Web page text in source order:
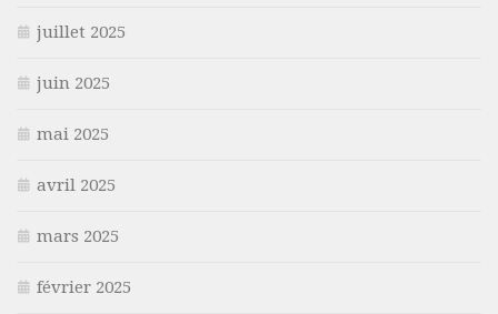
juillet 2025
juin 2025
mai 2025
avril 2025
mars 2025
février 2025